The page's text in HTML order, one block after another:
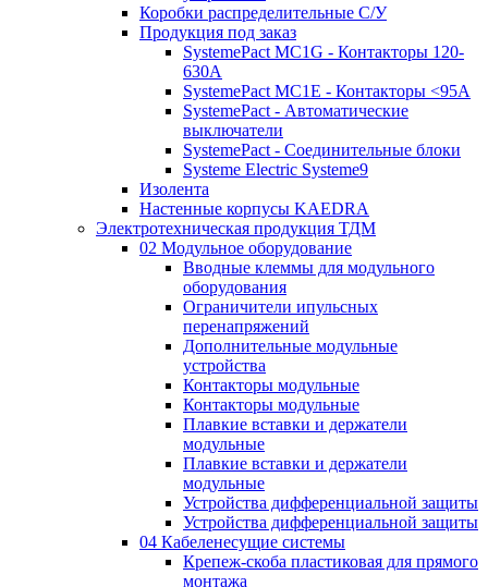
Коробки распределительные C/У
Продукция под заказ
SystemePact MC1G - Контакторы 120-
630A
SystemePact MC1E - Контакторы <95A
SystemePact - Автоматические
выключатели
SystemePact - Соединительные блоки
Systeme Electric Systeme9
Изолента
Настенные корпусы KAEDRA
Электротехническая продукция ТДМ
02 Модульное оборудование
Вводные клеммы для модульного
оборудования
Ограничители ипульсных
перенапряжений
Дополнительные модульные
устройства
Контакторы модульные
Контакторы модульные
Плавкие вставки и держатели
модульные
Плавкие вставки и держатели
модульные
Устройства дифференциальной защиты
Устройства дифференциальной защиты
04 Кабеленесущие системы
Крепеж-скоба пластиковая для прямого
монтажа